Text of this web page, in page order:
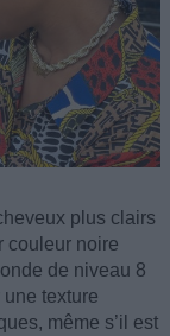
plus clairs
couleur noire
de niveau 8
texture
même s’il est